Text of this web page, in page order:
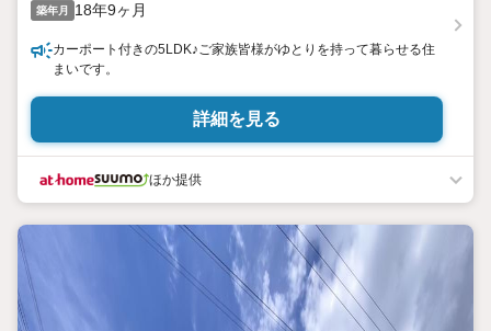
築年月 18年9ヶ月
カーポート付きの5LDK♪ご家族皆様がゆとりを持って暮らせる住
まいです。
詳細を見る
ほか提供